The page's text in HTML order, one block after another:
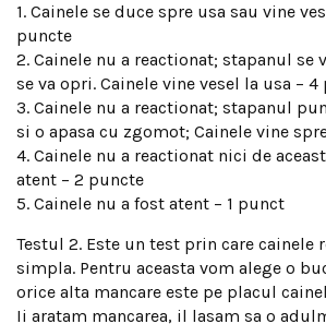
1. Cainele se duce spre usa sau vine
puncte
2. Cainele nu a reactionat; stapanul se
se va opri. Cainele vine vesel la usa – 4
3. Cainele nu a reactionat; stapanul
si o apasa cu zgomot; Cainele vine
4. Cainele nu a reactionat nici de
atent – 2 puncte
5. Cainele nu a fost atent – 1 punct
Testul 2. Este un test prin care cainele
simpla. Pentru aceasta vom alege o
orice alta mancare este pe placul
Ii aratam mancarea, il lasam sa o